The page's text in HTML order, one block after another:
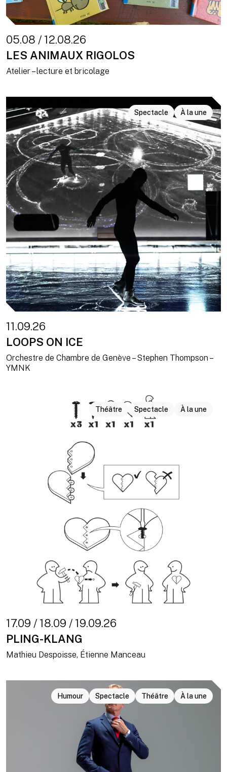
05.08 / 12.08.26
LES ANIMAUX RIGOLOS
Atelier – lecture et bricolage
Spectacle À la une
11.09.26
LOOPS ON ICE
Orchestre de Chambre de Genève – Stephen Thompson –
YMNK
Théâtre Spectacle À la une
17.09 / 18.09 / 19.09.26
PLING-KLANG
Mathieu Despoisse, Étienne Manceau
Humour Spectacle Théâtre À la une